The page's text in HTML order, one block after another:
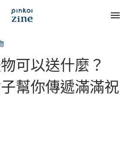
可以送什麼？
幫你傳遞滿滿祝